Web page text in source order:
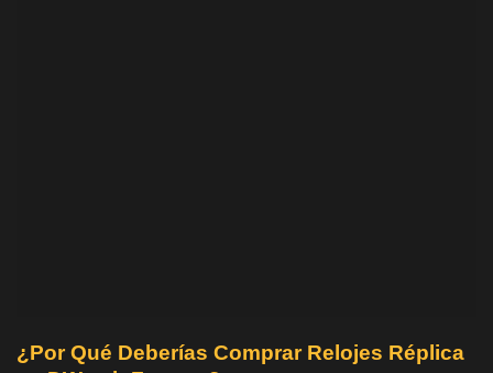
¿Por Qué Deberías Comprar Relojes Réplica